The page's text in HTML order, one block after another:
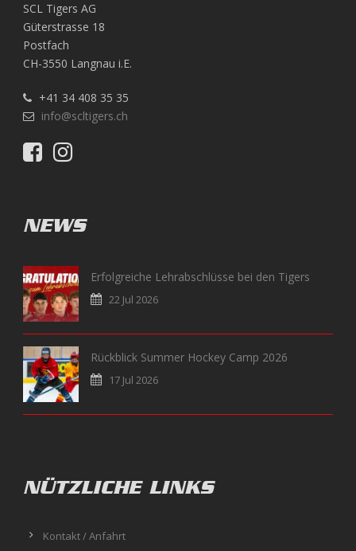
SCL Tigers AG
Güterstrasse 18
Postfach
CH-3550 Langnau i.E.
+41 34 408 35 35
info@scltigers.ch
NEWS
Erfolgreiche Lehrabschlüsse bei den Tigers
22 Jul 2026
Rückblick Summer Hockey Camp 2026
17 Jul 2026
NÜTZLICHE LINKS
Kontakt / Anfahrt